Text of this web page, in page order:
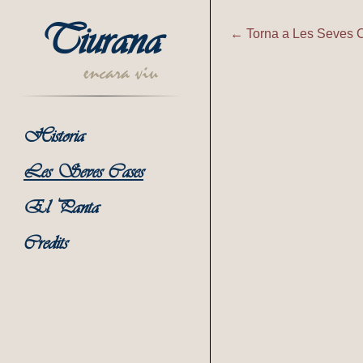
Tiurana
encara viu
Historia
Les Seves Cases
El Panta
Credits
Tiurana |
← Torna a Les Seves